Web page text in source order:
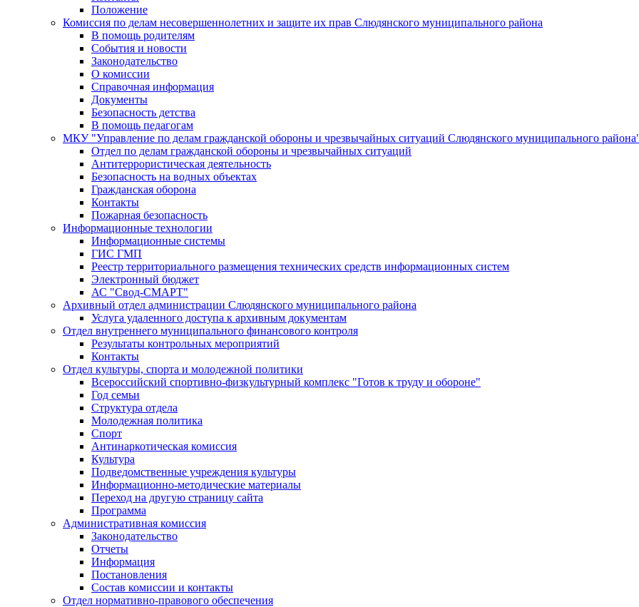
Положение
Комиссия по делам несовершеннолетних и защите их прав Слюдянского муниципального района
В помощь родителям
События и новости
Законодательство
О комиссии
Справочная информация
Документы
Безопасность детства
В помощь педагогам
МКУ "Управление по делам гражданской обороны и чрезвычайных ситуаций Слюдянского муниципального
Отдел по делам гражданской обороны и чрезвычайных ситуаций
Антитеррористическая деятельность
Безопасность на водных объектах
Гражданская оборона
Контакты
Пожарная безопасность
Информационные технологии
Информационные системы
ГИС ГМП
Реестр территориального размещения технических средств информационных систем
Электронный бюджет
АС "Свод-СМАРТ"
Архивный отдел администрации Слюдянского муниципального района
Услуга удаленного доступа к архивным документам
Отдел внутреннего муниципального финансового контроля
Результаты контрольных мероприятий
Контакты
Отдел культуры, спорта и молодежной политики
Всероссийский спортивно-физкультурный комплекс "Готов к труду и обороне"
Год семьи
Структура отдела
Молодежная политика
Спорт
Антинаркотическая комиссия
Культура
Подведомственные учреждения культуры
Информационно-методические материалы
Переход на другую страницу сайта
Программа
Административная комиссия
Законодательство
Отчеты
Информация
Постановления
Состав комиссии и контакты
Отдел нормативно-правового обеспечения